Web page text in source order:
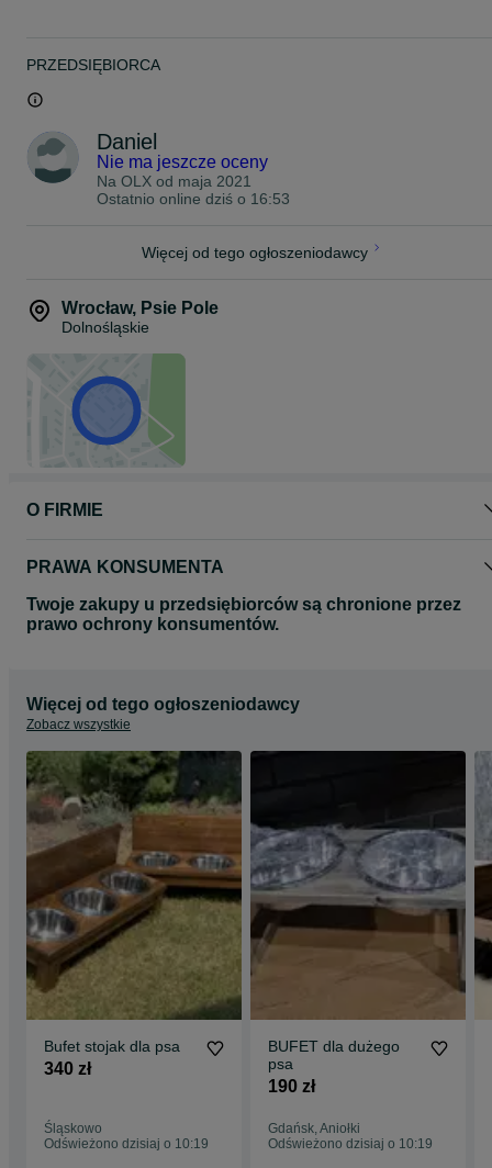
W razie pytań prosimy o kontakt.
Zapraszamy! GetLoft.
PRZEDSIĘBIORCA
Daniel
Nie ma jeszcze oceny
Na OLX od maja 2021
Ostatnio online dziś o 16:53
Więcej od tego ogłoszeniodawcy
Wrocław, Psie Pole
Dolnośląskie
O FIRMIE
PRAWA KONSUMENTA
Twoje zakupy u przedsiębiorców są chronione przez
prawo ochrony konsumentów.
Więcej od tego ogłoszeniodawcy
Zobacz wszystkie
Bufet stojak dla psa
340 zł
Śląskowo
Odświeżono dzisiaj o 10:19
BUFET dla dużego
psa
190 zł
Gdańsk, Aniołki
Odświeżono dzisiaj o 10:19